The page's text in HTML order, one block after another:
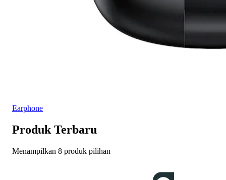
Earphone
Produk Terbaru
Menampilkan 8 produk pilihan